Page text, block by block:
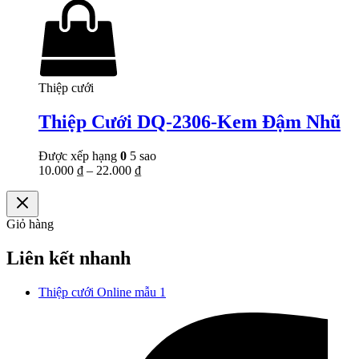
Thiệp cưới
Thiệp Cưới DQ-2306-Kem Đậm Nhũ
Được xếp hạng 0 5 sao
10.000 ₫ – 22.000 ₫
Giỏ hàng
Liên kết nhanh
Thiệp cưới Online mẫu 1